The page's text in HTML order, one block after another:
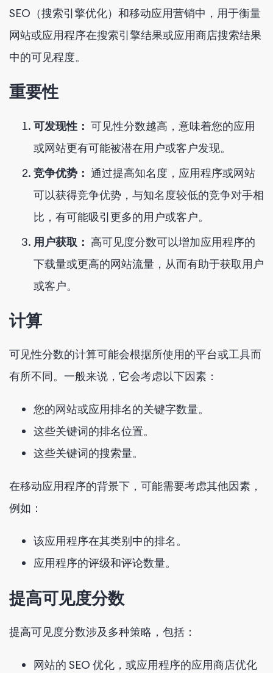
SEO（搜索引擎优化）和移动应用营销中，用于衡量
网站或应用程序在搜索引擎结果或应用商店搜索结果
中的可见程度。
重要性
可发现性： 可见性分数越高，意味着您的应用
或网站更有可能被潜在用户或客户发现。
竞争优势： 通过提高知名度，应用程序或网站
可以获得竞争优势，与知名度较低的竞争对手相
比，有可能吸引更多的用户或客户。
用户获取： 高可见度分数可以增加应用程序的
下载量或更高的网站流量，从而有助于获取用户
或客户。
计算
可见性分数的计算可能会根据所使用的平台或工具而
有所不同。一般来说，它会考虑以下因素：
您的网站或应用排名的关键字数量。
这些关键词的排名位置。
这些关键词的搜索量。
在移动应用程序的背景下，可能需要考虑其他因素，
例如：
该应用程序在其类别中的排名。
应用程序的评级和评论数量。
提高可见度分数
提高可见度分数涉及多种策略，包括：
网站的 SEO 优化，或应用程序的应用商店优化